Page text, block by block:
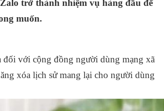
trở thành nhiệm vụ hàng đầu để
muốn.
với cộng đồng người dùng mạng xã
xóa lịch sử mang lại cho người dùng